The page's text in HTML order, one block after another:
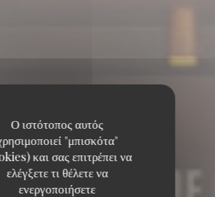
Ο ιστότοπος αυτός
"μπισκότα"
και σας επιτρέπει να
ελέγξετε τι θέλετε να
ενεργοποιήσετε